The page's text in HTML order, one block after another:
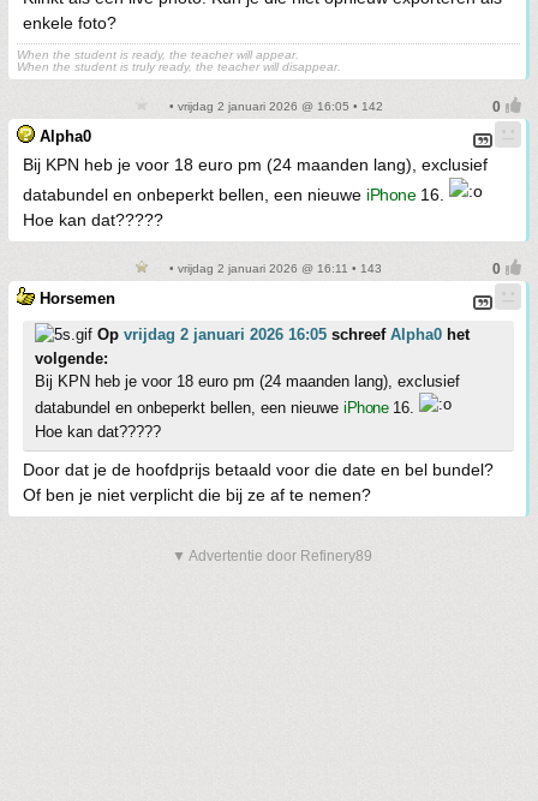
enkele foto?
When the student is ready, the teacher will appear.
When the student is truly ready, the teacher will disappear.
• vrijdag 2 januari 2026 @ 16:05 • 142
Alpha0
Bij KPN heb je voor 18 euro pm (24 maanden lang), exclusief
databundel en onbeperkt bellen, een nieuwe iPhone16.
Hoe kan dat?????
• vrijdag 2 januari 2026 @ 16:11 • 143
Horsemen
Op vrijdag 2 januari 2026 16:05 schreef Alpha0 het
volgende:
Bij KPN heb je voor 18 euro pm (24 maanden lang), exclusief
databundel en onbeperkt bellen, een nieuwe iPhone16.
Hoe kan dat?????
Door dat je de hoofdprijs betaald voor die date en bel bundel?
Of ben je niet verplicht die bij ze af te nemen?
▼ Advertentie door Refinery89